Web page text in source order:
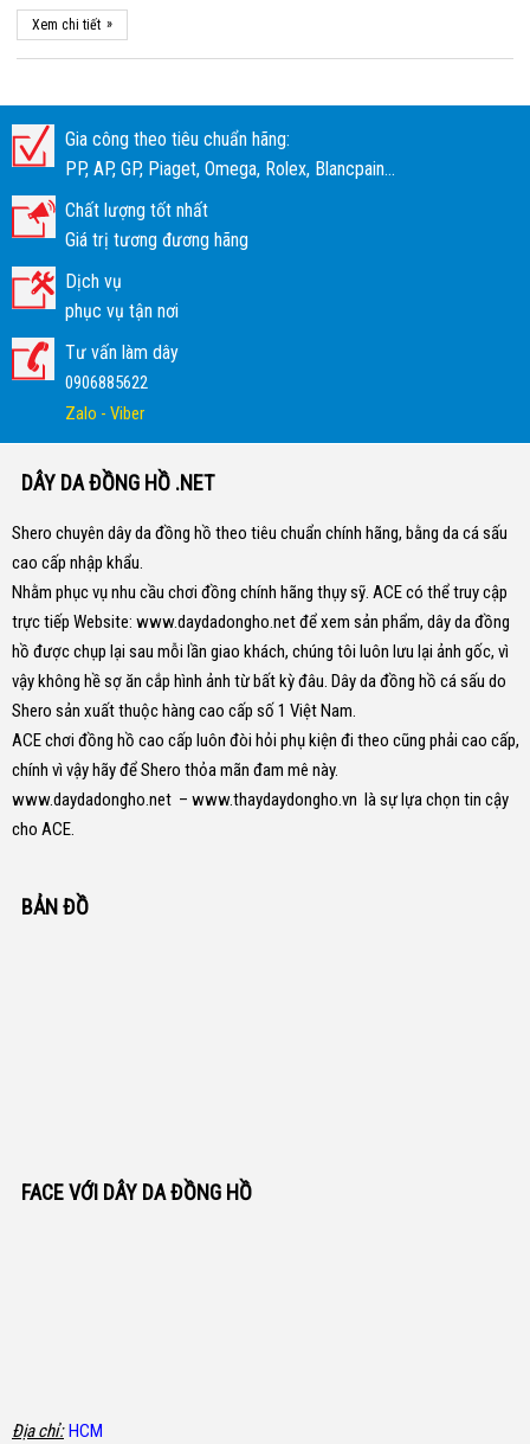
Xem chi tiết »
Gia công theo tiêu chuẩn hãng:
PP, AP, GP, Piaget, Omega, Rolex, Blancpain...
Chất lượng tốt nhất
Giá trị tương đương hãng
Dịch vụ
phục vụ tận nơi
Tư vấn làm dây
0906885622
Zalo - Viber
DÂY DA ĐỒNG HỒ .NET
Shero chuyên dây da đồng hồ theo tiêu chuẩn chính hãng, bằng da cá sấu
cao cấp nhập khẩu.
Nhằm phục vụ nhu cầu chơi đồng chính hãng thụy sỹ. ACE có thể truy cập
trực tiếp Website: www.daydadongho.netđể xem sản phẩm, dây da đồng
hồ được chụp lại sau mỗi lần giao khách, chúng tôi luôn lưu lại ảnh gốc, vì
vậy không hề sợ ăn cắp hình ảnh từ bất kỳ đâu. Dây da đồng hồ cá sấu do
Shero sản xuất thuộc hàng cao cấp số 1 Việt Nam.
ACE chơi đồng hồ cao cấp luôn đòi hỏi phụ kiện đi theo cũng phải cao cấp,
chính vì vậy hãy để Shero thỏa mãn đam mê này.
www.daydadongho.net – www.thaydaydongho.vn là sự lựa chọn tin cậy
cho ACE.
BẢN ĐỒ
FACE VỚI DÂY DA ĐỒNG HỒ
Địa chỉ: HCM